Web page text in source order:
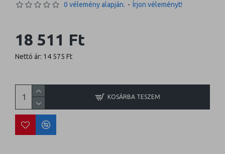
0 vélemény alapján. - Írjon véleményt!
18 511 Ft
Nettó ár: 14 575 Ft
KOSÁRBA TESZEM